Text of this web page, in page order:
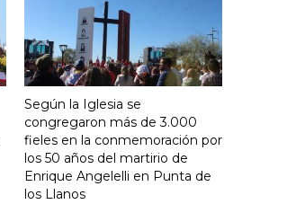
Según la Iglesia se
congregaron más de 3.000
fieles en la conmemoración por
los 50 años del martirio de
Enrique Angelelli en Punta de
los Llanos